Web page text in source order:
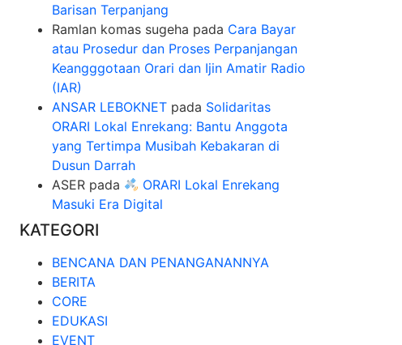
Barisan Terpanjang
Ramlan komas sugeha pada Cara Bayar
atau Prosedur dan Proses Perpanjangan
Keangggotaan Orari dan Ijin Amatir Radio
(IAR)
ANSAR LEBOKNET pada Solidaritas
ORARI Lokal Enrekang: Bantu Anggota
yang Tertimpa Musibah Kebakaran di
Dusun Darrah
ASER pada
ORARI Lokal Enrekang
Masuki Era Digital
KATEGORI
BENCANA DAN PENANGANANNYA
BERITA
CORE
EDUKASI
EVENT